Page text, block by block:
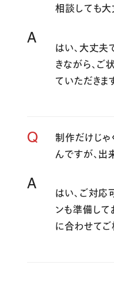
相談しても大
A
はい、大丈夫
きながら、ご
ていただきま
Q
制作だけじゃ
んですが、出
A
はい、ご対応
ンも準備して
に合わせてご